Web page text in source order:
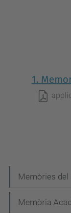
1.
a
Memòries del
Memòria